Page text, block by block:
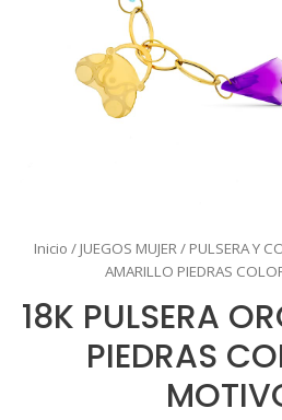
Inicio / JUEGOS MUJER / PULSERA Y
AMARILLO PIEDRAS
18K PULSERA
PIEDRAS